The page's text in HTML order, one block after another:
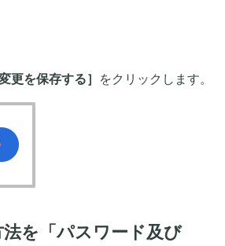
変更を保存する］ をクリックします。
を「パスワード及び